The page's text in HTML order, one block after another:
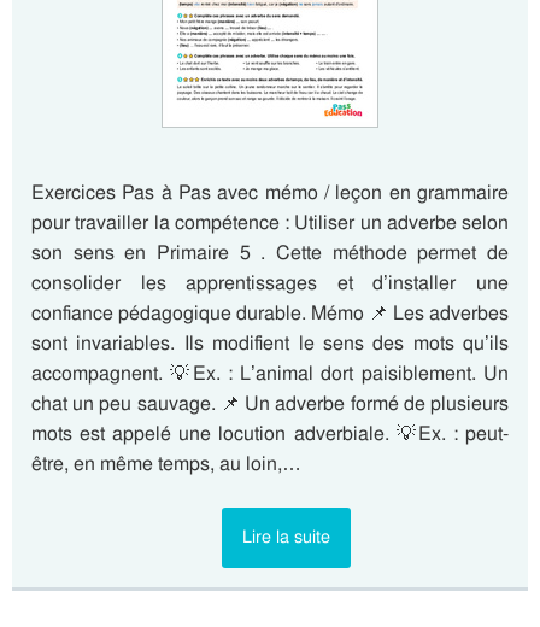
Exercices Pas à Pas avec mémo / leçon en grammaire
pour travailler la compétence : Utiliser un adverbe selon
son sens en Primaire 5 . Cette méthode permet de
consolider les apprentissages et d’installer une
confiance pédagogique durable. Mémo 📌 Les adverbes
sont invariables. Ils modifient le sens des mots qu’ils
accompagnent. 💡Ex. : L’animal dort paisiblement. Un
chat un peu sauvage. 📌 Un adverbe formé de plusieurs
mots est appelé une locution adverbiale. 💡Ex. : peut-
être, en même temps, au loin,…
Lire la suite